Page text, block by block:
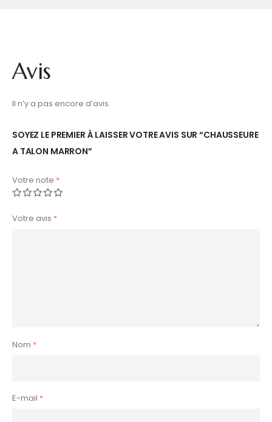
Avis
Il n’y a pas encore d’avis.
SOYEZ LE PREMIER À LAISSER VOTRE AVIS SUR “CHAUSSEURE
A TALON MARRON”
Votre note *
Votre avis *
Nom *
E-mail *